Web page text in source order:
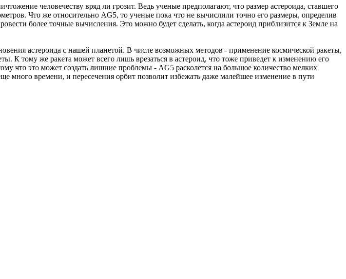
человечеству вряд ли грозит. Ведь ученые предполагают, что размер астероида, ставшего
Что же относительно AG5, то ученые пока что не вычислили точно его размеры, определив
более точные вычисления. Это можно будет сделать, когда астероид приблизится к Земле на
астероида с нашей планетой. В числе возможных методов - применение космической ракеты,
К тому же ракета может всего лишь врезаться в астероид, что тоже приведет к изменению его
что это может создать лишние проблемы - AG5 расколется на большое количество мелких
много времени, и пересечения орбит позволит избежать даже малейшее изменение в пути